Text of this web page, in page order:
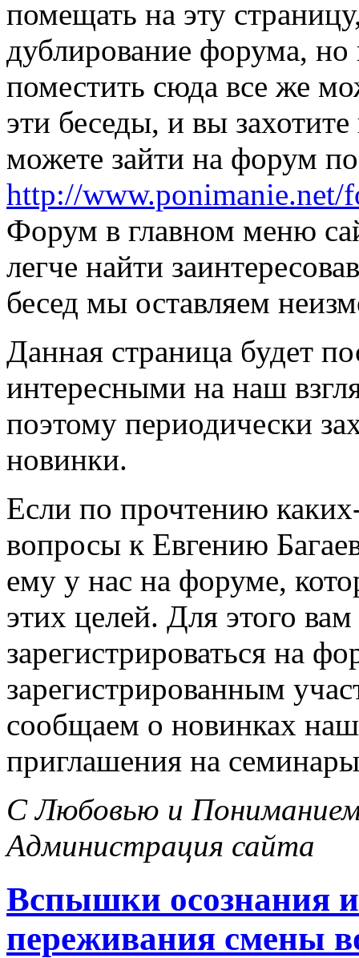
помещать на эту
дублирование форума,
поместить сюда все же
эти беседы, и вы
можете зайти на форум
http://www.ponimanie.net/
Форум в главном меню
легче найти
бесед мы оставляем
Данная страница будет
интересными на наш
поэтому периодически
новинки.
Если по прочтению
вопросы к Евгению
ему у нас на форуме,
этих целей. Для этого
зарегистрироваться на
зарегистрированным
сообщаем о новинках
приглашения на
С Любовью и
Администрация сайта
Вспышки осознания
переживания смены